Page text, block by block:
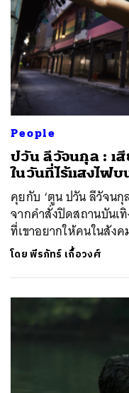
People
ปวัน ลีวัจนกุล : เสี
ในวันที่ไร้แสงไฟบ
คุยกับ ‘ตูน ปวัน ลีวัจนกุ
จากคำสั่งปิดสถานบันเ
ที่เขาอยากให้คนในสัง
โดยพีรภัทร์ เกื้อวงศ์